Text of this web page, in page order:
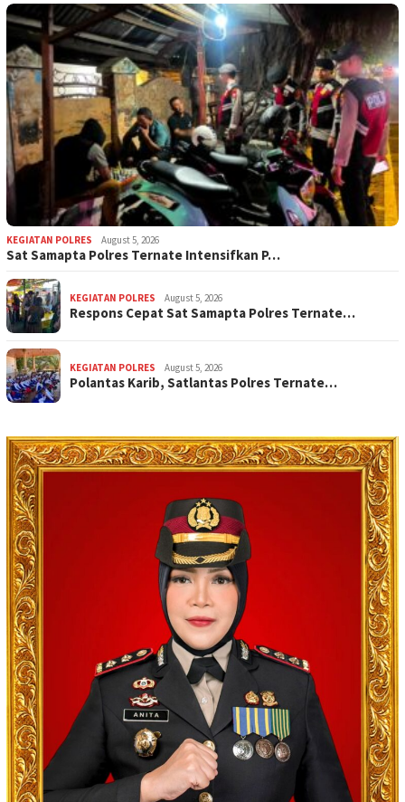
KEGIATAN POLRES August 5, 2026
Sat Samapta Polres Ternate Intensifkan P…
KEGIATAN POLRES August 5, 2026
Respons Cepat Sat Samapta Polres Ternate…
KEGIATAN POLRES August 5, 2026
Polantas Karib, Satlantas Polres Ternate…